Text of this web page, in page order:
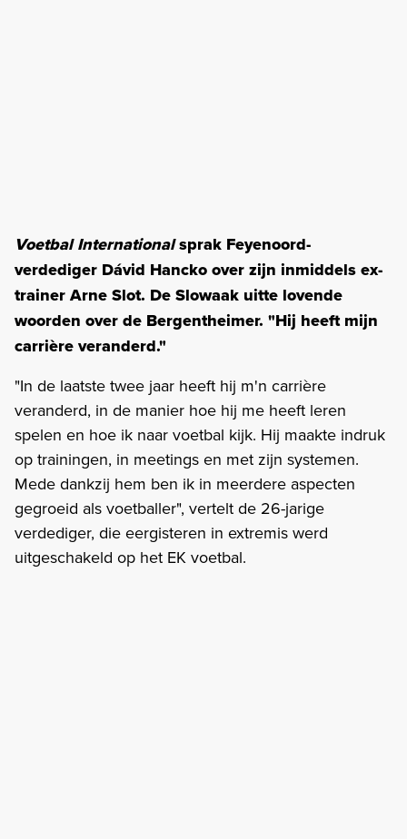
Voetbal Internationalsprak Feyenoord-
verdediger Dávid Hancko over zijn inmiddels ex-
trainer Arne Slot. De Slowaak uitte lovende
woorden over de Bergentheimer. "Hij heeft mijn
carrière veranderd."
"In de laatste twee jaar heeft hij m'n carrière
veranderd, in de manier hoe hij me heeft leren
spelen en hoe ik naar voetbal kijk. Hij maakte indruk
op trainingen, in meetings en met zijn systemen.
Mede dankzij hem ben ik in meerdere aspecten
gegroeid als voetballer", vertelt de 26-jarige
verdediger, die eergisteren in extremis werd
uitgeschakeld op het EK voetbal.